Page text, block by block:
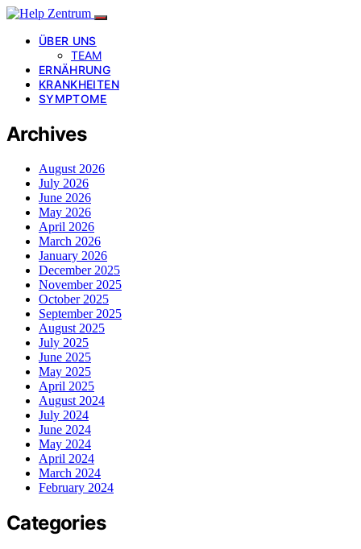
ÜBER UNS
TEAM
ERNÄHRUNG
KRANKHEITEN
SYMPTOME
Archives
August 2026
July 2026
June 2026
May 2026
April 2026
March 2026
January 2026
December 2025
November 2025
October 2025
September 2025
August 2025
July 2025
June 2025
May 2025
April 2025
August 2024
July 2024
June 2024
May 2024
April 2024
March 2024
February 2024
Categories